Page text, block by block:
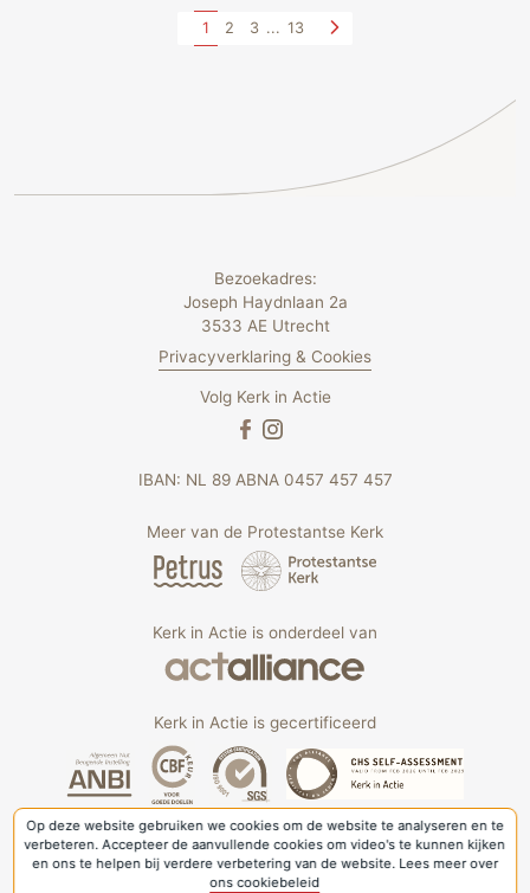
Op deze website gebruiken we cookies om de website te analyseren en te
verbeteren. Accepteer de aanvullende cookies om video's te kunnen kijken
en ons te helpen bij verdere verbetering van de website. Lees meer over
ons cookiebeleid
1 2 3 ... 13
Bezoekadres:
Joseph Haydnlaan 2a
3533 AE Utrecht
Privacyverklaring & Cookies
Volg Kerk in Actie
IBAN: NL 89 ABNA 0457 457 457
Meer van de Protestantse Kerk
Kerk in Actie is onderdeel van
Kerk in Actie is gecertificeerd